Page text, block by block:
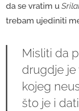
da se vratim u
trebam ujediniti
Misliti da
drugdje
kojeg
što je i